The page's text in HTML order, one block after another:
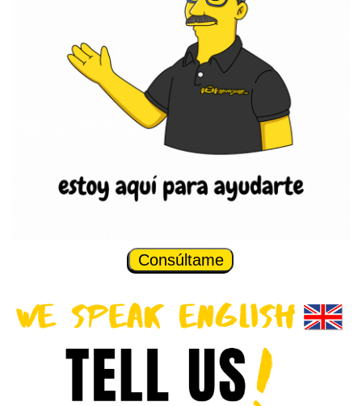
Consúltame